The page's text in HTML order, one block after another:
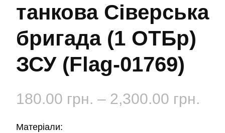
танкова Сіверська
бригада (1 ОТБр)
ЗСУ (Flag-01769)
180.00 грн. – 2,300.00 грн.
Матеріали: